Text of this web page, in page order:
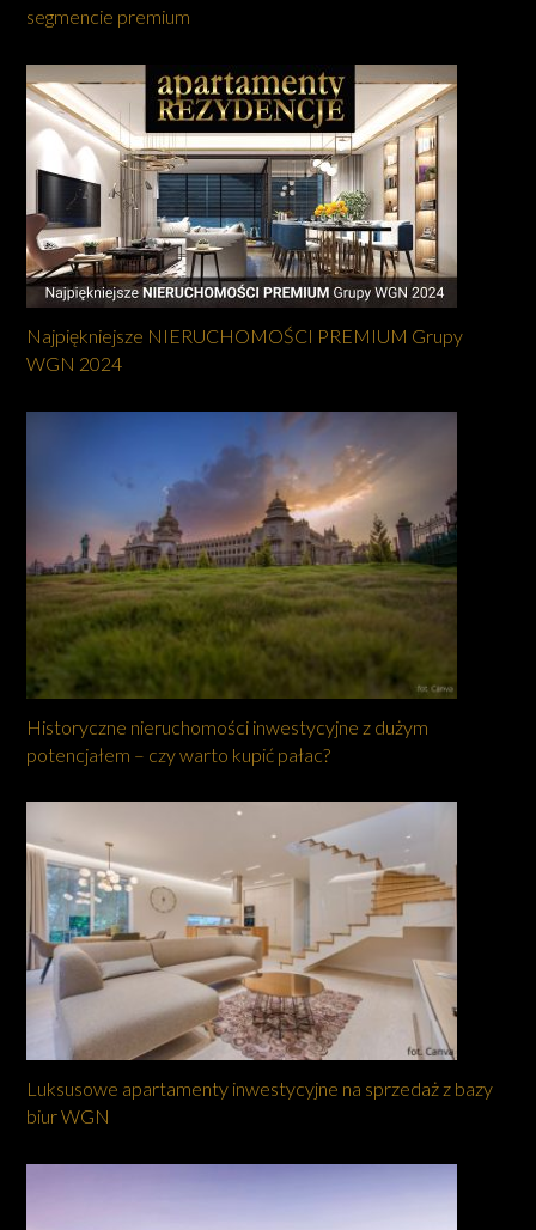
segmencie premium
Najpiękniejsze NIERUCHOMOŚCI PREMIUM Grupy
WGN 2024
Historyczne nieruchomości inwestycyjne z dużym
potencjałem – czy warto kupić pałac?
Luksusowe apartamenty inwestycyjne na sprzedaż z bazy
biur WGN